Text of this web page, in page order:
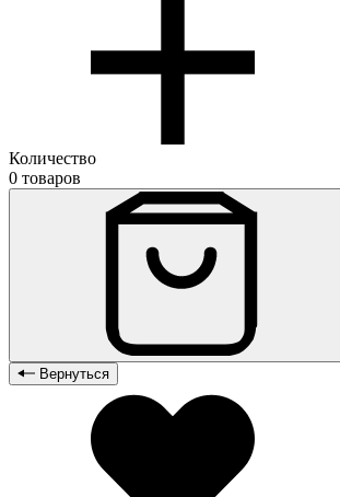
Количество
0 товаров
Вернуться